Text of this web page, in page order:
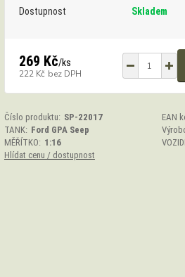
Dostupnost Skladem
269 Kč/ks
222 Kč bez DPH
Číslo produktu: SP-22017 EAN
TANK: Ford GPA Seep
MĚŘÍTKO: 1:16
Hlídat cenu / dostupnost